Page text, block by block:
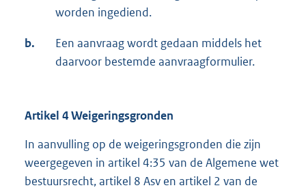
worden ingediend.
b.
Een aanvraag wordt gedaan middels het
daarvoor bestemde aanvraagformulier.
Artikel 4 Weigeringsgronden
In aanvulling op de weigeringsgronden die zijn
weergegeven in artikel 4:35 van de Algemene wet
bestuursrecht, artikel 8 Asv en artikel 2 van de